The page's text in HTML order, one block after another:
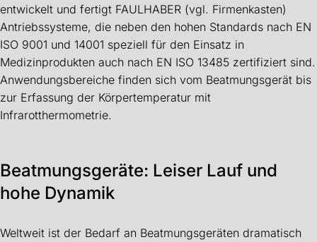
entwickelt und fertigt FAULHABER (vgl. Firmenkasten)
Antriebssysteme, die neben den hohen Standards nach EN
ISO 9001 und 14001 speziell für den Einsatz in
Medizinprodukten auch nach EN ISO 13485 zertifiziert sind.
Anwendungsbereiche finden sich vom Beatmungsgerät bis
zur Erfassung der Körpertemperatur mit
Infrarotthermometrie.
Beatmungsgeräte: Leiser Lauf und
hohe Dynamik
Weltweit ist der Bedarf an Beatmungsgeräten dramatisch